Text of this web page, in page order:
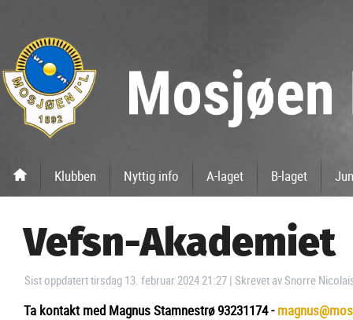
Klubben Nyttig info A-laget B-laget
Vefsn-Akademiet
Sist oppdatert tirsdag 13. februar 2024 21:27 | Skrevet av Snorre
Ta kontakt med Magnus Stamnestrø 93231174 -